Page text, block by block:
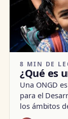
8 MIN DE
¿Qué es
Una ONGD
para el
los ámbitos